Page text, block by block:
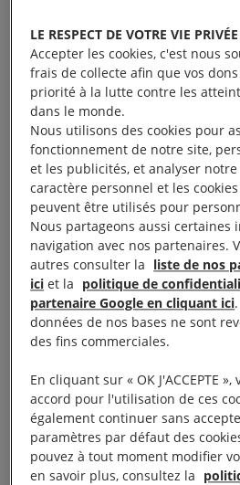
fondamental, il a été restreint
fondées sur l’état d’urgence.
d’urgence a été déclaré dans
de nouvelles attaques
de l’ordre. L’état d’urgence a
pouvoirs considérables en
commun. Parce que les
sont dangereuses pour le
humains, l’état d’urgence doit
le gouvernement ne prouve
nécessaire pour répondre à
imminente. L’état d’urgence
il a été déclaré.
LE RESPECT DE VOTRE VIE
Accepter les cookies, c'est nous
frais de collecte afin que vos
priorité à la lutte contre les
dans le monde.
Nous utilisons des cookies pour
fonctionnement de notre site,
et les publicités, et analyser
caractère personnel et les
peuvent être utilisés pour
Nous partageons aussi certaines
navigation avec nos partenaires.
autres consulter la liste de nos
ici et la politique de
partenaire Google en cliquant ici
données de nos bases ne sont
des fins commerciales.
En cliquant sur « OK J'ACCEPTE
accord pour l'utilisation de ces
également continuer sans
paramètres par défaut des
pouvez à tout moment modifier
en savoir plus, consultez la